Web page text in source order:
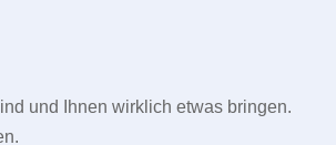
und Ihnen wirklich etwas bringen.